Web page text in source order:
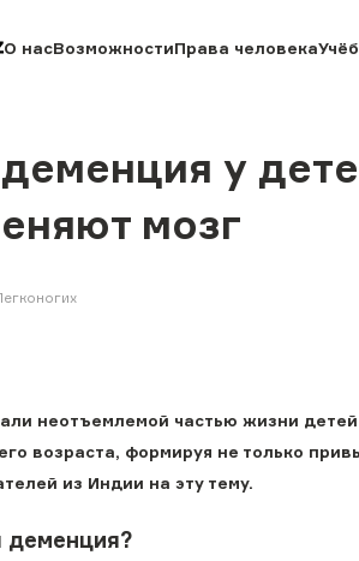
О насВозможностиПрава человека
у
мозг
неотъемлемой частью жизни
возраста, формируя не только
из Индии на эту тему.
деменция?